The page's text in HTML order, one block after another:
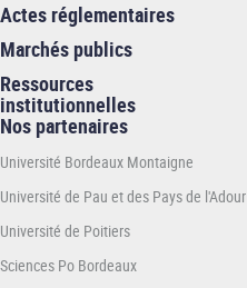
Actes réglementaires
Marchés publics
Ressources
institutionnelles
Nos partenaires
Université Bordeaux Montaigne
Université de Pau et des Pays de l'Adour
Université de Poitiers
Sciences Po Bordeaux